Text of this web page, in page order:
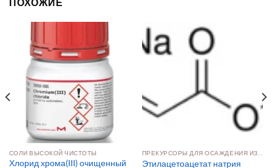
ПОХОЖИЕ
СОЛИ ВЫСОКОЙ ЧИСТОТЫ
Хлорид хрома(III) очищенный
Этилацетоацетат натрия